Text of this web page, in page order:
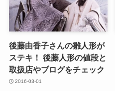
後藤由香子さんの雛人形が
ステキ！ 後藤人形の値段と
取扱店やブログをチェック
2016-03-01